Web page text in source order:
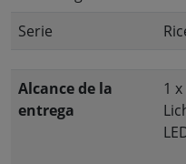
Serie
Alcance de la
entrega
1